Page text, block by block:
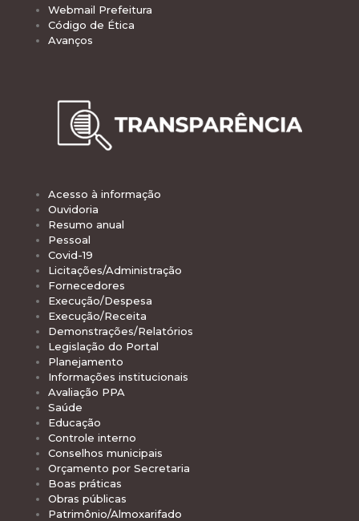
Webmail Prefeitura
Código de Ética
Avanços
Acesso à informação
Ouvidoria
Resumo anual
Pessoal
Covid-19
Licitações/Administração
Fornecedores
Execução/Despesa
Execução/Receita
Demonstrações/Relatórios
Legislação do Portal
Planejamento
Informações institucionais
Avaliação PPA
Saúde
Educação
Controle interno
Conselhos municipais
Orçamento por Secretaria
Boas práticas
Obras públicas
Patrimônio/Almoxarifado